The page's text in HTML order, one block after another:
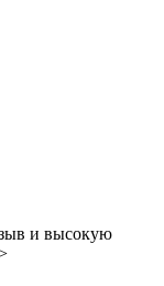
и высокую